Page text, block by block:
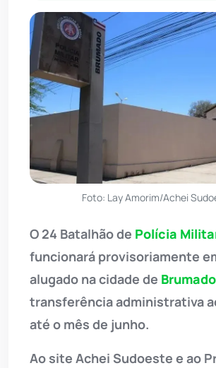
Foto: Lay Amorim/Achei
O 24 Batalhão de Polícia
funcionará provisoriamente
alugado na cidade de Brumado
transferência administrativa
até o mês de junho.
Ao site Achei Sudoeste e ao